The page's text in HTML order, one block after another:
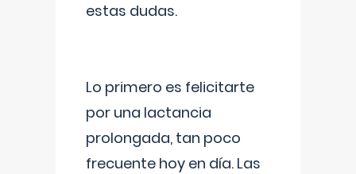
estas dudas.
Lo primero es felicitarte
por una lactancia
prolongada, tan poco
frecuente hoy en día. Las